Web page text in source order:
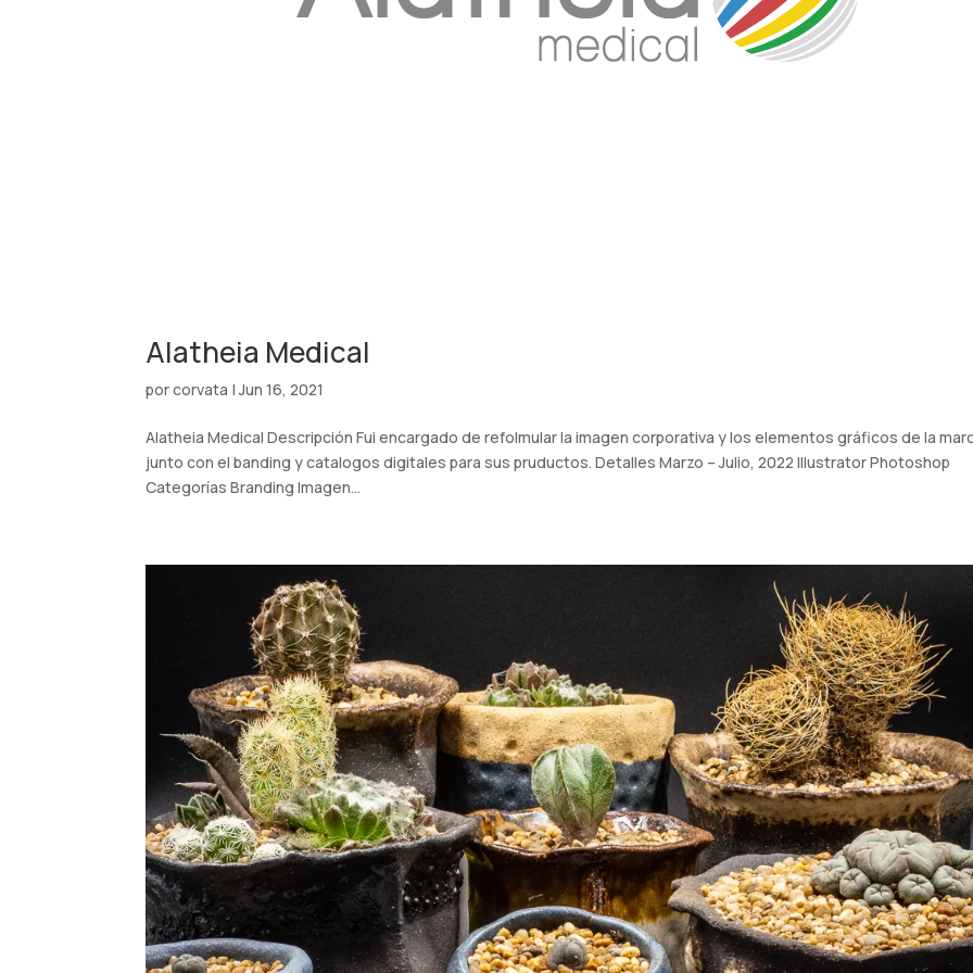
Alatheia Medical
porcorvata |Jun 16, 2021
Alatheia Medical Descripción Fui encargado de refolmular la imagen corporativa y los elementos gráficos de la
junto con el banding y catalogos digitales para sus pruductos. Detalles Marzo – Julio, 2022 Illustrator Photoshop
Categorías Branding Imagen...